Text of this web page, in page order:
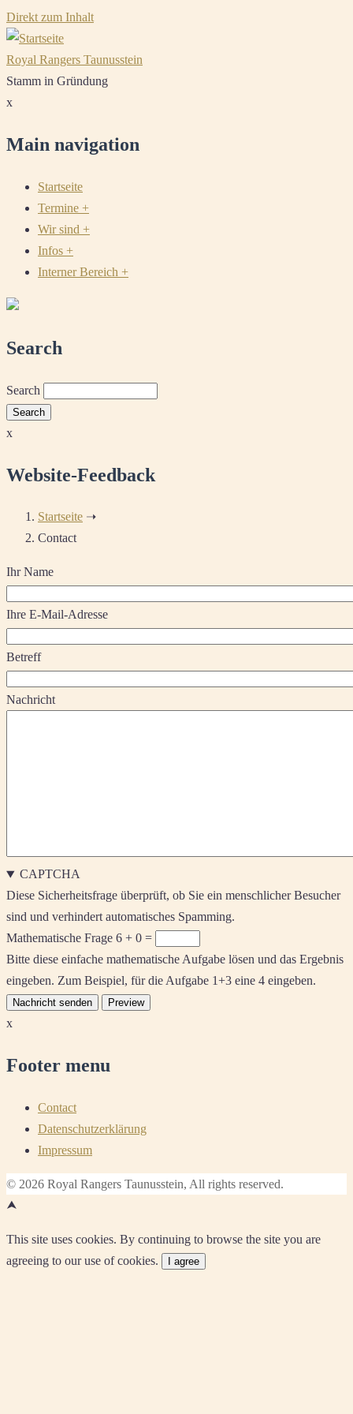
Direkt zum Inhalt
Royal Rangers Taunusstein
Stamm in Gründung
x
Main navigation
Startseite
Termine +
Wir sind +
Infos +
Interner Bereich +
Search
Search
x
Website-Feedback
Startseite ➝
Contact
Ihr Name
Ihre E-Mail-Adresse
Betreff
Nachricht
CAPTCHA
Diese Sicherheitsfrage überprüft, ob Sie ein menschlicher Besucher
sind und verhindert automatisches Spamming.
Mathematische Frage 6 + 0 =
Bitte diese einfache mathematische Aufgabe lösen und das Ergebnis
eingeben. Zum Beispiel, für die Aufgabe 1+3 eine 4 eingeben.
x
Footer menu
Contact
Datenschutzerklärung
Impressum
© 2026 Royal Rangers Taunusstein, All rights reserved.
⮝
This site uses cookies. By continuing to browse the site you are
agreeing to our use of cookies.
I agree